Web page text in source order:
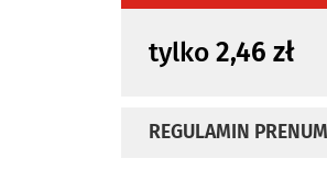
tylko2,46 zł
REGULAMIN